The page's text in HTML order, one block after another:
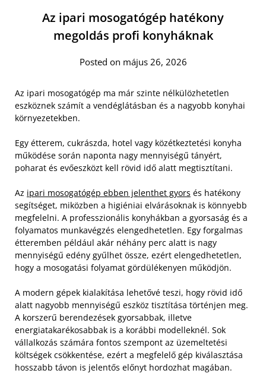
Az ipari mosogatógép hatékony
megoldás profi konyháknak
Posted on május 26, 2026
Az ipari mosogatógép ma már szinte nélkülözhetetlen
eszköznek számít a vendéglátásban és a nagyobb konyhai
környezetekben.
Egy étterem, cukrászda, hotel vagy közétkeztetési konyha
működése során naponta nagy mennyiségű tányért,
poharat és evőeszközt kell rövid idő alatt megtisztítani.
Az ipari mosogatógép ebben jelenthet gyors és hatékony
segítséget, miközben a higiéniai elvárásoknak is könnyebb
megfelelni. A professzionális konyhákban a gyorsaság és a
folyamatos munkavégzés elengedhetetlen. Egy forgalmas
étteremben például akár néhány perc alatt is nagy
mennyiségű edény gyűlhet össze, ezért elengedhetetlen,
hogy a mosogatási folyamat gördülékenyen működjön.
A modern gépek kialakítása lehetővé teszi, hogy rövid idő
alatt nagyobb mennyiségű eszköz tisztítása történjen meg.
A korszerű berendezések gyorsabbak, illetve
energiatakarékosabbak is a korábbi modelleknél. Sok
vállalkozás számára fontos szempont az üzemeltetési
költségek csökkentése, ezért a megfelelő gép kiválasztása
hosszabb távon is jelentős előnyt hordozhat magában.